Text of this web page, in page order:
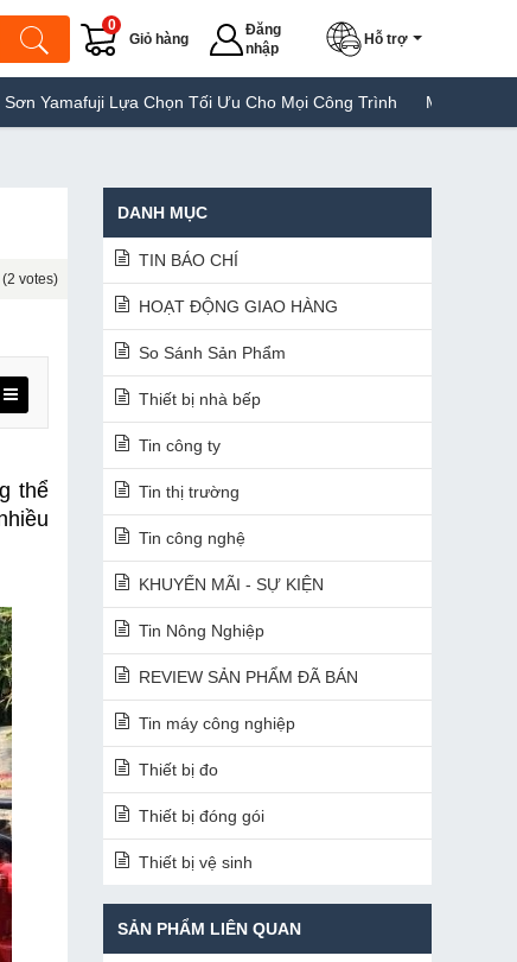
Giỏ hàng
0
Đăng
nhập
Hỗ trợ
Lựa Chọn Tối Ưu Cho Mọi Công Trình Máy Hàn Túi Yamafuji
votes)
DANH MỤC
TIN BÁO CHÍ
HOẠT ĐỘNG GIAO HÀNG
So Sánh Sản Phẩm
Thiết bị nhà bếp
Tin công ty
Tin thị trường
Tin công nghệ
KHUYẾN MÃI - SỰ KIỆN
Tin Nông Nghiệp
REVIEW SẢN PHẨM ĐÃ BÁN
Tin máy công nghiệp
Thiết bị đo
Thiết bị đóng gói
Thiết bị vệ sinh
SẢN PHẨM LIÊN QUAN